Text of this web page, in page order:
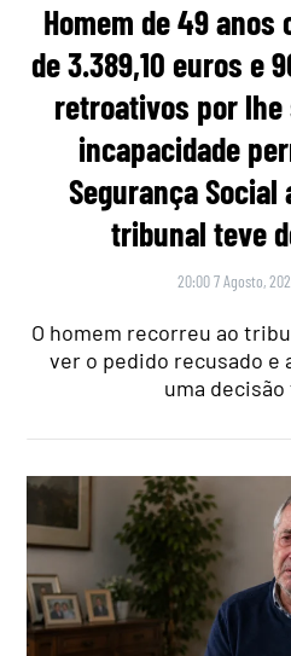
Homem de 49 anos
de 3.389,10 euros e
retroativos por
incapacidade
Segurança
tribunal teve
20:00 7 Agosto,
O homem recorreu ao
ver o pedido recusado e
uma